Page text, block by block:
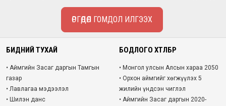
ӨРГӨДӨЛ ГОМДОЛ ИЛГЭЭХ
БИДНИЙ ТУХАЙ
• Аймгийн Засаг даргын Тамгын
газар
• Лавлагаа мэдээлэл
• Шилэн данс
БОДЛОГО ХӨТӨЛБӨР
• Монгол улсын Алсын хараа 2050
• Орхон аймгийг хөгжүүлэх 5
жилийн үндсэн чиглэл
• Аймгийн Засаг даргын 2020-